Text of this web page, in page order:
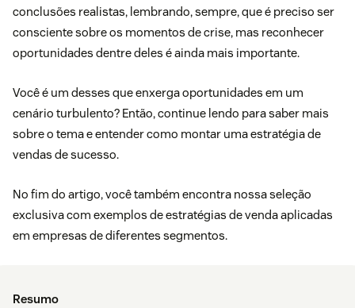
conclusões realistas, lembrando, sempre, que é preciso ser
consciente sobre os momentos de crise, mas reconhecer
oportunidades dentre deles é ainda mais importante.
Você é um desses que enxerga oportunidades em um
cenário turbulento? Então, continue lendo para saber mais
sobre o tema e entender como montar uma estratégia de
vendas de sucesso.
No fim do artigo, você também encontra nossa seleção
exclusiva com exemplos de estratégias de venda aplicadas
em empresas de diferentes segmentos.
Resumo